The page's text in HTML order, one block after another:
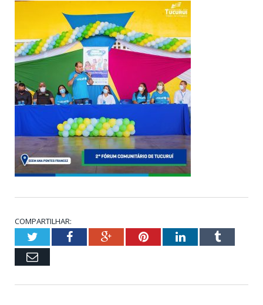
COMPARTILHAR:
TwitterFacebookGoogle+PinterestLinkedInTumblr
Email